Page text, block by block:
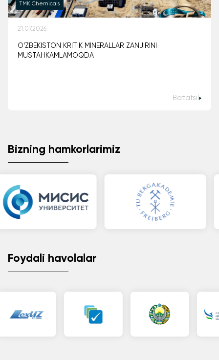
TMK Chemicals
21.07.2026
O‘ZBEKISTON KRITIK MINERALLAR ZANJIRINI
MUSTAHKAMLAMOQDA
Batafsil
Bizning hamkorlarimiz
Foydali havolalar